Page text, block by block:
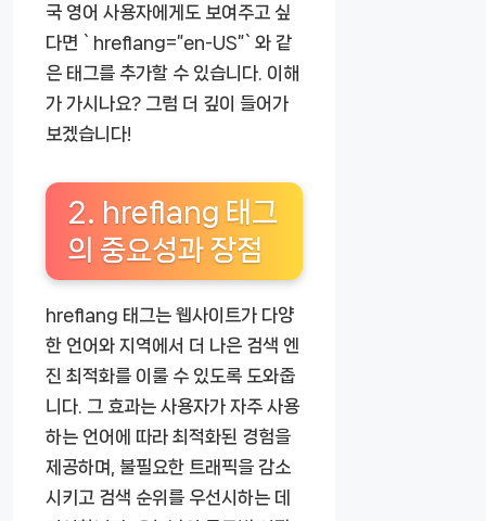
국 영어 사용자에게도 보여주고 싶
다면 `hreflang=”en-US”`와 같
은 태그를 추가할 수 있습니다. 이해
가 가시나요? 그럼 더 깊이 들어가
보겠습니다!
2. hreflang 태그
의 중요성과 장점
hreflang 태그는 웹사이트가 다양
한 언어와 지역에서 더 나은 검색 엔
진 최적화를 이룰 수 있도록 도와줍
니다. 그 효과는 사용자가 자주 사용
하는 언어에 따라 최적화된 경험을
제공하며, 불필요한 트래픽을 감소
시키고 검색 순위를 우선시하는 데